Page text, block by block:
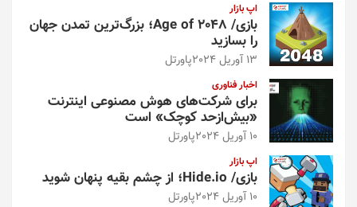
اپ بازار
بازی/ Age of 2048؛ بزرگ‌ترین تمدن جهان
را بسازید
13 آوریل 2024 پاورتل
اخبار فناوری
برای شرکت‌های هوش مصنوعی اینترنت
«بیش‌از‌حد کوچک» است
10 آوریل 2024 پاورتل
اپ بازار
بازی/ Hide.io؛ از چشم بقیه پنهان شوید
10 آوریل 2024 پاورتل